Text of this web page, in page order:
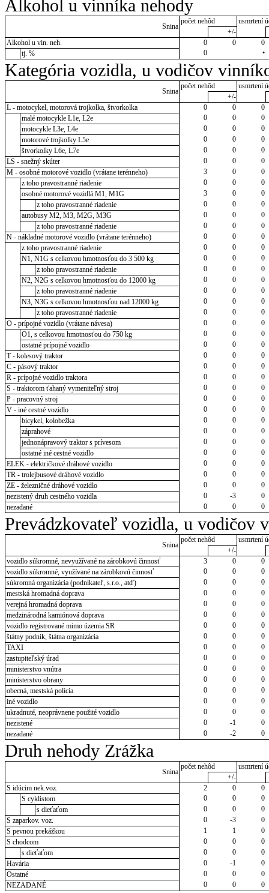
Alkohol u vinníka nehody
Snina
počet nehôd
usmrtení
+/-
Alkohol u vin. neh.
0 0
0
tj. %
0 •
Kategória vozidla, u vodičov
Snina
počet nehôd
usmrtení
+/-
L - motocykel, motorová trojkolka, štvorkolka
0 0
0
malé motocykle L1e, L2e
0 0
0
motocykle L3e, L4e
0 0
0
motorové trojkolky L5e
0 0
0
štvorkolky L6e, L7e
0 0
0
LS - snežný skúter
0 0
0
M - osobné motorové vozidlo (vrátane terénneho)
3 0
0
z toho pravostranné riadenie
0 0
0
osobné motorové vozidlá M1, M1G
3 0
0
z toho pravostranné riadenie
0 0
0
autobusy M2, M3, M2G, M3G
0 0
0
z toho pravostranné riadenie
0 0
0
N - nákladné motorové vozidlo (vrátane terénneho)
0 0
0
z toho pravostranné riadenie
0 0
0
N1, N1G s celkovou hmotnosťou do 3 500 kg
0 0
0
z toho pravostranné riadenie
0 0
0
N2, N2G s celkovou hmotnosťou do 12000 kg
0 0
0
z toho pravostranné riadenie
0 0
0
N3, N3G s celkovou hmotnosťou nad 12000 kg
0 0
0
z toho pravostranné riadenie
0 0
0
O - prípojné vozidlo (vrátane návesa)
0 0
0
O1, s celkovou hmotnosťou do 750 kg
0 0
0
ostatné prípojné vozidlo
0 0
0
T - kolesový traktor
0 0
0
C - pásový traktor
0 0
0
R - prípojné vozidlo traktora
0 0
0
S - traktorom ťahaný vymeniteľný stroj
0 0
0
P - pracovný stroj
0 0
0
V - iné cestné vozidlo
0 0
0
bicykel, kolobežka
0 0
0
záprahové
0 0
0
jednonápravový traktor s prívesom
0 0
0
ostatné iné cestné vozidlo
0 0
0
ELEK - električkové dráhové vozidlo
0 0
0
TR - trolejbusové dráhové vozidlo
0 0
0
ZE - železničné dráhové vozidlo
0 0
0
nezistený druh cestného vozidla
0 -3
0
nezadané
0 0 0
Prevádzkovateľ vozidla, u vodičov
Snina
počet nehôd
usmrtení
+/-
vozidlo súkromné, nevyužívané na zárobkovú činnosť
3 0
0
vozidlo súkromné, využívané na zárobkovú činnosť
0 0
0
súkromná organizácia (podnikateľ, s.r.o., atď)
0 0
0
mestská hromadná doprava
0 0
0
verejná hromadná doprava
0 0
0
medzinárodná kamiónová doprava
0 0
0
vozidlo registrované mimo územia SR
0 0
0
štátny podnik, štátna organizácia
0 0
0
TAXI
0 0
0
zastupiteľský úrad
0 0
0
ministerstvo vnútra
0 0
0
ministerstvo obrany
0 0
0
obecná, mestská polícia
0 0
0
iné vozidlo
0 0
0
ukradnuté, neoprávnene použité vozidlo
0 0
0
nezistené
0 -1
0
nezadané
0 -2 0
Druh nehody Zrážka
Snina
počet nehôd
usmrtení
+/-
S idúcim nek.voz.
2 0
0
S cyklistom
0 0
0
s dieťaťom
0 0
0
S zaparkov. voz.
0 -3
0
S pevnou prekážkou
1 1
0
S chodcom
0 0
0
s dieťaťom
0 0
0
Havária
0 -1
0
Ostatné
0 0
0
NEZADANÉ
0 0 0